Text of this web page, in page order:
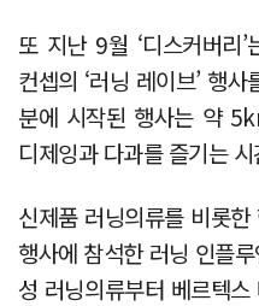
또 지난 9월 ‘디스커버리
컨셉의 ‘러닝 레이브’ 행
분에 시작된 행사는 약
디제잉과 다과를 즐기는
신제품 러닝의류를 비롯
행사에 참석한 러닝 인플
성 러닝의류부터 베르텍